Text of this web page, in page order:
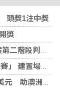
頭獎1注中獎
獎
財務無重大影響
場域驗證環境
洲開發稀土礦物